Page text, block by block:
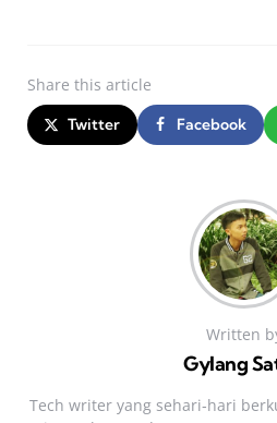
Share this article
Twitter Facebook
Written
Gylang
Tech writer yang sehari‑hari